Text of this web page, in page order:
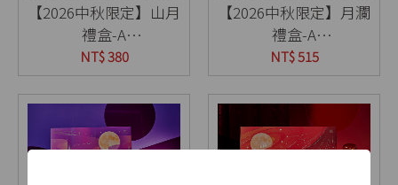
【2026中秋限定】山月
禮盒-A
9入(盒)
NT$ 380
【2026中秋限定】月瀾
禮盒-A
12入(盒)
NT$ 515